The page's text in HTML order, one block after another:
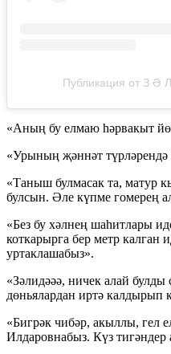
Публикация от З Ә
«Аның бу елмаю һәрвакыт
«Урының җәннәт түрләрендә
«Таныш булмасак та, матур
булсын. Әле күпме гомерең
«Без бу хәлнең шаһитлары
коткарырга бер метр
уртаклашабыз».
«Зәлидәәә, ничек алай
дөньялардан иртә калдырып
«Бигрәк чибәр, акыллы, гел
Илдаровнабыз. Күз тигәндер